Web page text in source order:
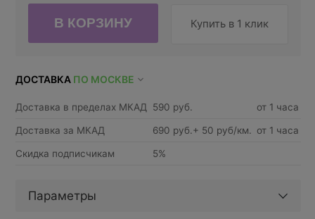
Купить в 1 клик
ДОСТАВКА ПО МОСКВЕ
Доставка в пределах МКАД 590 руб. от 1 часа
Доставка за МКАД 690 руб.+ 50 руб/км. от 1 часа
Скидка подписчикам 5%
Параметры